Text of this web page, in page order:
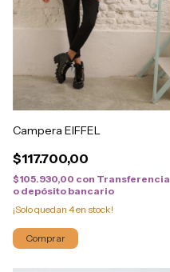
Campera EIFFEL
$117.700,00
$105.930,00 con Transferencia
o depósito bancario
¡Solo quedan 4en stock!
Comprar